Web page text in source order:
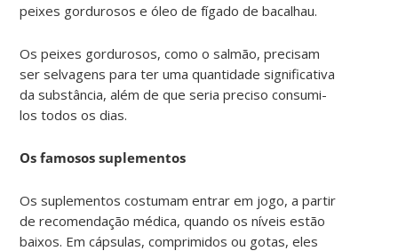
peixes gordurosos e óleo de fígado de bacalhau.
Os peixes gordurosos, como o salmão, precisam
ser selvagens para ter uma quantidade significativa
da substância, além de que seria preciso consumi-
los todos os dias.
Os famosos suplementos
Os suplementos costumam entrar em jogo, a partir
de recomendação médica, quando os níveis estão
baixos. Em cápsulas, comprimidos ou gotas, eles